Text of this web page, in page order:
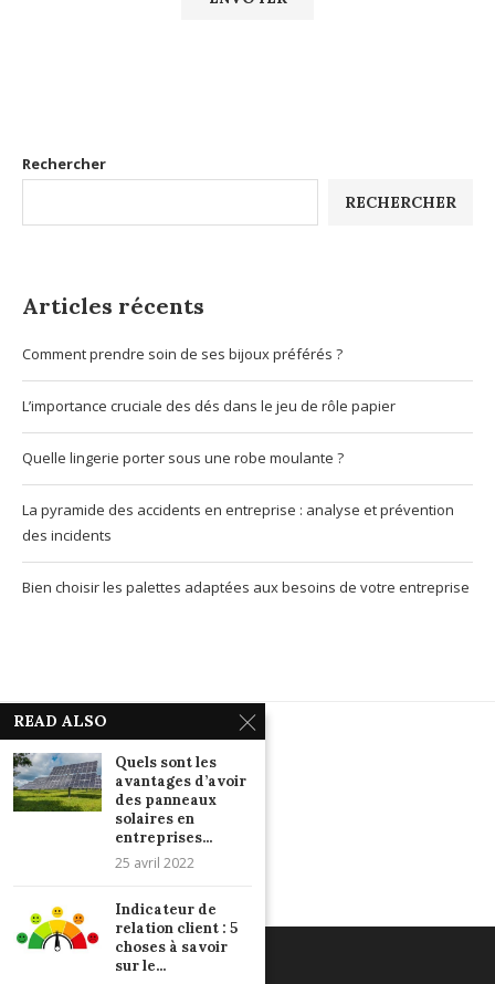
Rechercher
RECHERCHER
Articles récents
Comment prendre soin de ses bijoux préférés ?
L’importance cruciale des dés dans le jeu de rôle papier
Quelle lingerie porter sous une robe moulante ?
La pyramide des accidents en entreprise : analyse et prévention
des incidents
Bien choisir les palettes adaptées aux besoins de votre entreprise
Mentions Légales|Contactez-nous
READ ALSO
Quels sont les
avantages d’avoir
des panneaux
solaires en
entreprises...
25 avril 2022
Indicateur de
relation client : 5
choses à savoir
sur le...